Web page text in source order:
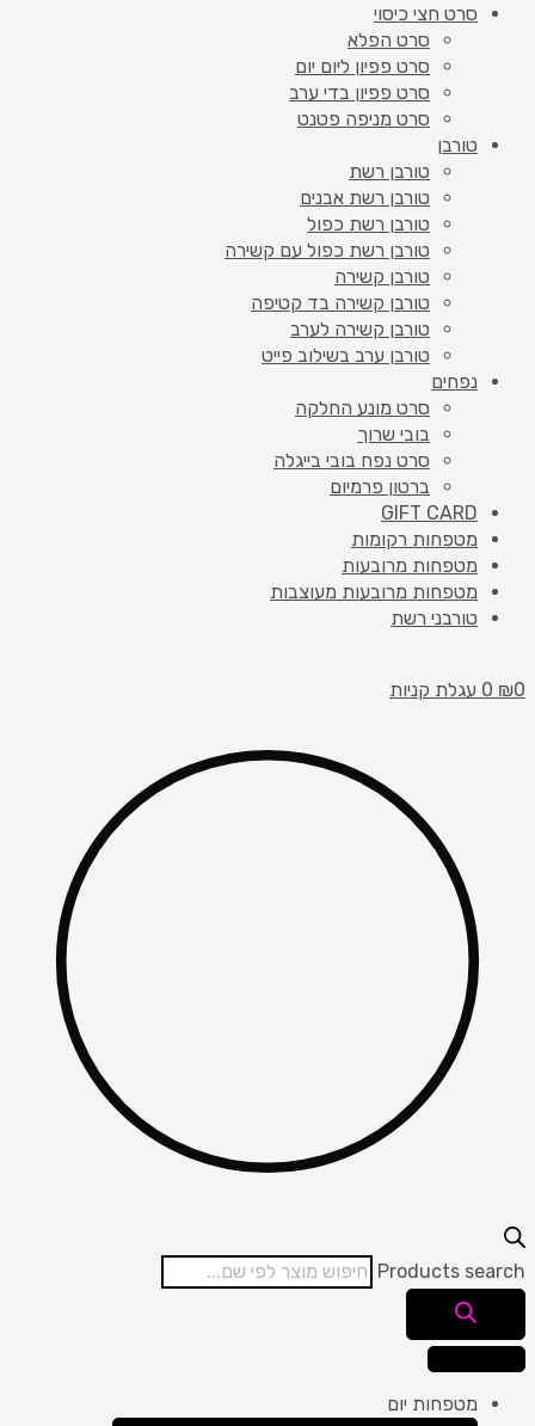
סרט חצי כיסוי
סרט הפלא
סרט פפיון ליום יום
סרט פפיון בדי ערב
סרט מניפה פטנט
טורבן
טורבן רשת
טורבן רשת אבנים
טורבן רשת כפול
טורבן רשת כפול עם קשירה
טורבן קשירה
טורבן קשירה בד קטיפה
טורבן קשירה לערב
טורבן ערב בשילוב פייט
נפחים
סרט מונע החלקה
בובי שרוך
סרט נפח בובי בייגלה
ברטון פרמיום
GIFT CARD
מטפחות רקומות
מטפחות מרובעות
מטפחות מרובעות מעוצבות
טורבני רשת
₪0
0 עגלת קניות
Products search
מטפחות יום